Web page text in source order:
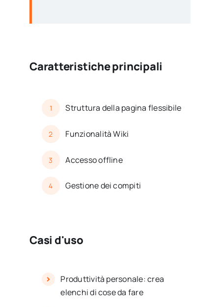
Caratteristiche principali
1 Struttura della pagina flessibile
2 Funzionalità Wiki
3 Accesso offline
4 Gestione dei compiti
Casi d'uso
Produttività personale: crea
elenchi di cose da fare